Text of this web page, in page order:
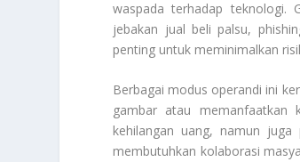
waspada terhadap teknologi.
jebakan jual beli palsu,
penting untuk meminimalkan
Berbagai modus operandi ini
gambar atau memanfaatkan
kehilangan uang, namun juga
membutuhkan kolaborasi